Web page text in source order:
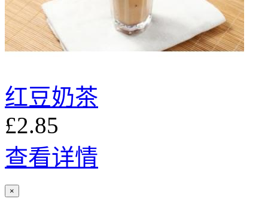
红豆奶茶
£2.85
查看详情
×